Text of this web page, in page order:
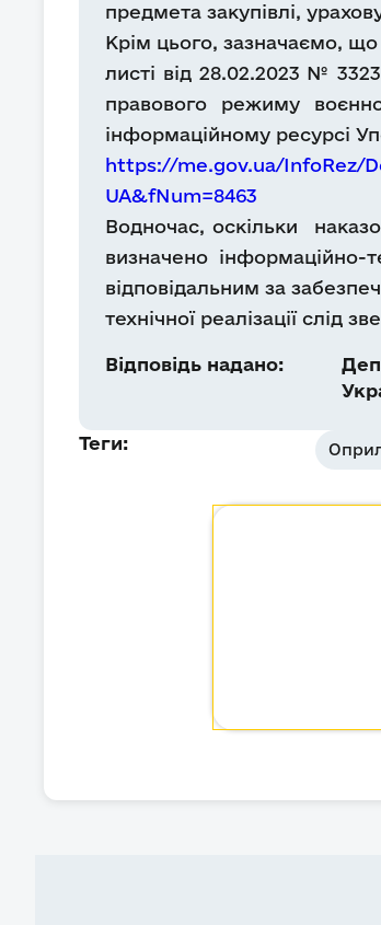
предмета закупівлі,
Крім цього, зазначаємо, що
листі від 28.02.2023 №
правового режиму
інформаційному ресурсі
https://me.gov.ua/InfoRez/
UA&fNum=8463
Водночас, оскільки
визначено інформаційно-
відповідальним за
технічної реалізації слід
Відповідь надано:
Теги: